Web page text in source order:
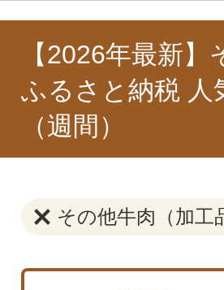
【2026年最新
ふるさと納税 人
（週間）
その他牛肉（加工